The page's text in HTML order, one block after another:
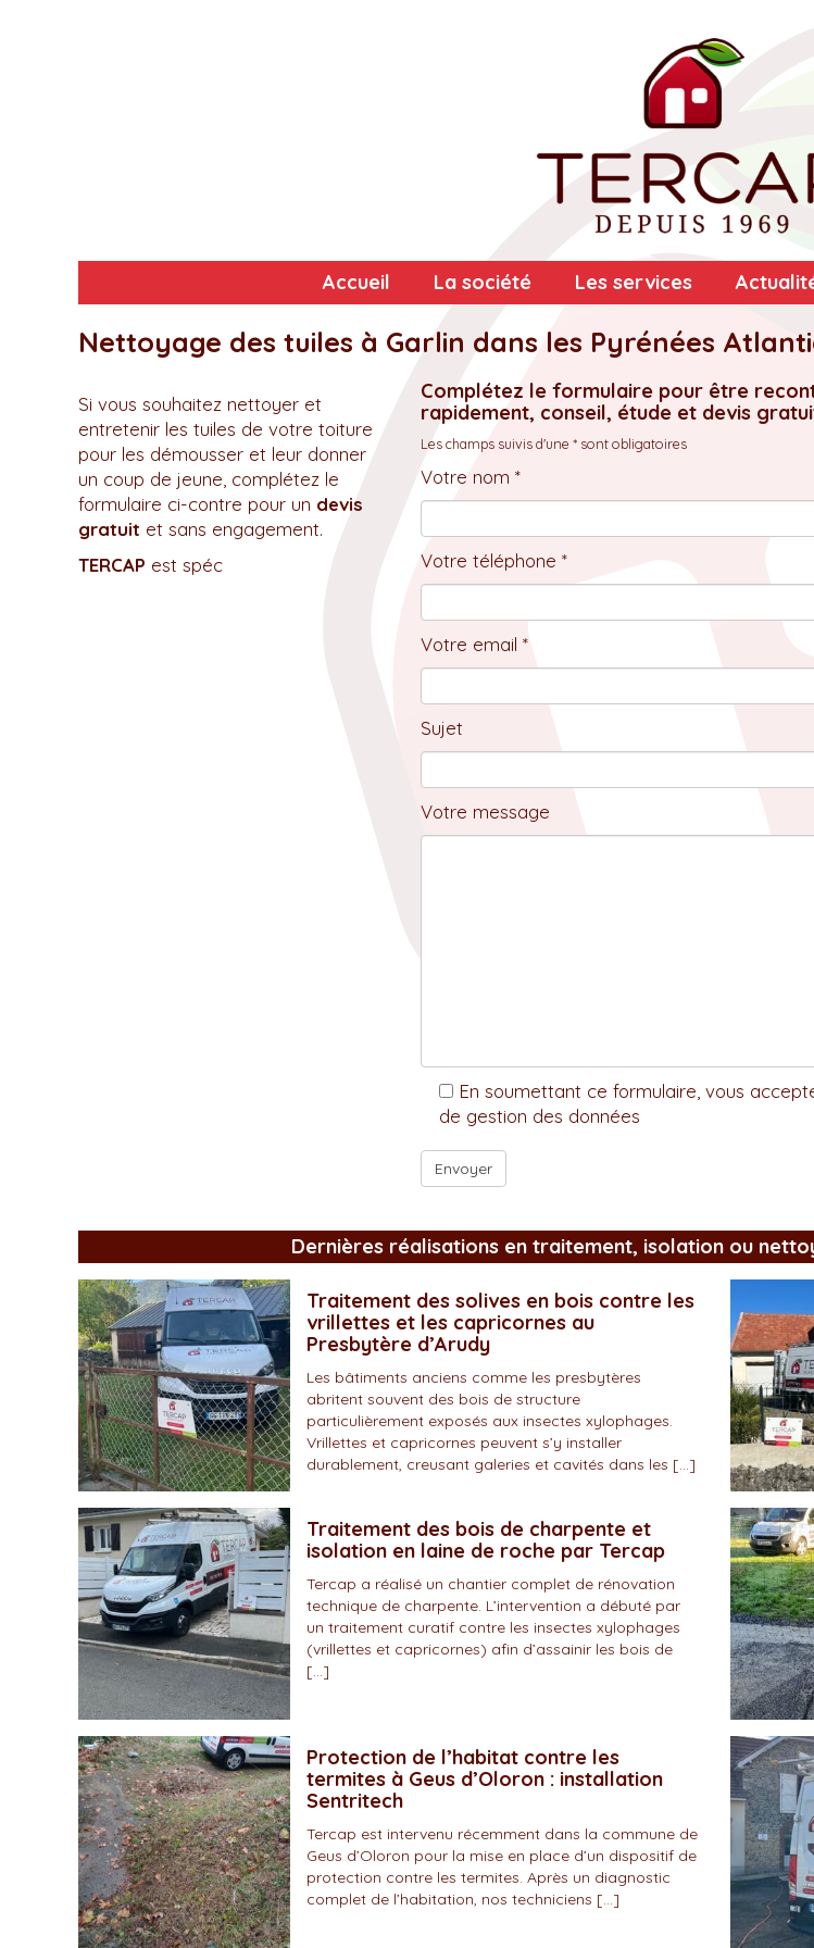
Accueil La société Les services
Nettoyage des tuiles à Garlin dans les Pyrénées
Si vous souhaitez nettoyer et
entretenir les tuiles de votre toiture
pour les démousser et leur donner
un coup de jeune, complétez le
formulaire ci-contre pour un devis
gratuit et sans engagement.
TERCAP est spéc
Complétez le formulaire pour être
rapidement, conseil, étude et devis
Les champs suivis d'une * sont obligatoires
Votre nom *
Votre téléphone *
Votre email *
Sujet
Votre message
En soumettant ce formulaire, vous
de gestion des données
Dernières réalisations en traitement, isolation ou
Traitement des solives en bois contre les
vrillettes et les capricornes au
Presbytère d’Arudy
Les bâtiments anciens comme les presbytères
abritent souvent des bois de structure
particulièrement exposés aux insectes xylophages.
Vrillettes et capricornes peuvent s’y installer
durablement, creusant galeries et cavités dans les […]
Traitement des bois de charpente et
isolation en laine de roche par Tercap
Tercap a réalisé un chantier complet de rénovation
technique de charpente. L’intervention a débuté par
un traitement curatif contre les insectes xylophages
(vrillettes et capricornes) afin d’assainir les bois de
[…]
Protection de l’habitat contre les
termites à Geus d’Oloron : installation
Sentritech
Tercap est intervenu récemment dans la commune de
Geus d’Oloron pour la mise en place d’un dispositif de
protection contre les termites. Après un diagnostic
complet de l’habitation, nos techniciens […]